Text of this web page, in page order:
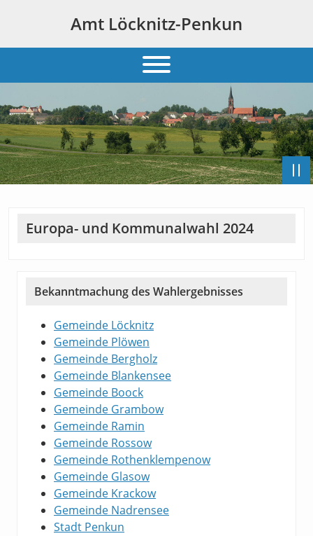
Amt Löcknitz-Penkun
Europa- und Kommunalwahl 2024
Bekanntmachung des Wahlergebnisses
Gemeinde Löcknitz
Gemeinde Plöwen
Gemeinde Bergholz
Gemeinde Blankensee
Gemeinde Boock
Gemeinde Grambow
Gemeinde Ramin
Gemeinde Rossow
Gemeinde Rothenklempenow
Gemeinde Glasow
Gemeinde Krackow
Gemeinde Nadrensee
Stadt Penkun